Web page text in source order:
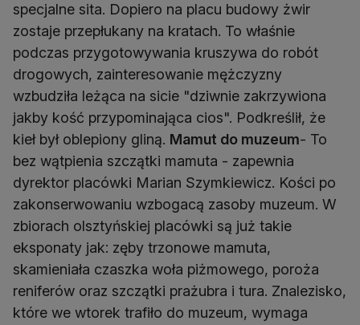
specjalne sita. Dopiero na placu budowy żwir
zostaje przepłukany na kratach. To właśnie
podczas przygotowywania kruszywa do robót
drogowych, zainteresowanie mężczyzny
wzbudziła leżąca na sicie "dziwnie zakrzywiona
jakby kość przypominająca cios". Podkreślił, że
kieł był oblepiony gliną. Mamut do muzeum- To
bez wątpienia szczątki mamuta - zapewnia
dyrektor placówki Marian Szymkiewicz. Kości po
zakonserwowaniu wzbogacą zasoby muzeum. W
zbiorach olsztyńskiej placówki są już takie
eksponaty jak: zęby trzonowe mamuta,
skamieniała czaszka woła piżmowego, poroża
reniferów oraz szczątki prażubra i tura. Znalezisko,
które we wtorek trafiło do muzeum, wymaga